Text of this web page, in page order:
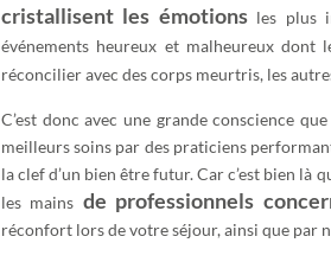
cristallisent les émotionsles plus
événements heureux et malheureux dont
réconcilier avec des corps meurtris, les
C’est donc avec une grande conscience
meilleurs soins par des praticiens
la clef d’un bien être futur. Car c’est bien là
les mains de professionnels
réconfort lors de votre séjour, ainsi que par